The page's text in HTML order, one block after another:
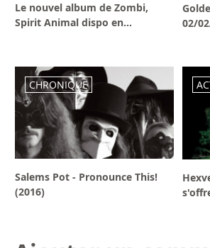
Le nouvel album de Zombi,
Spirit Animal dispo en...
02/
CHRONIQUE
Salems Pot - Pronounce This!
(2016)